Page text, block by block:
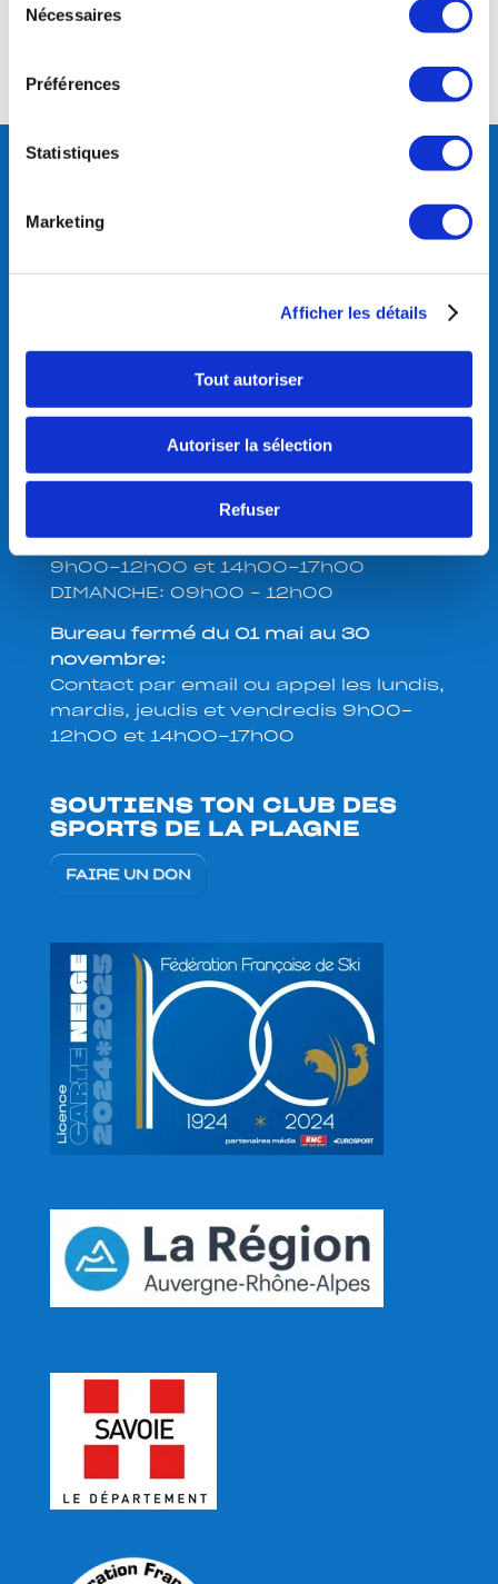
Nécessaires
Préférences
Statistiques
Marketing
Afficher les détails
Tout autoriser
Autoriser la sélection
Refuser
206 Montée de la Lovatière,
73210 La Plagne Tarentaise
Suivez-nous
LUNDI – MARDI – JEUDI – VENDREDI:
9h00-12h00 et 14h00-17h00
DIMANCHE: 09h00 – 12h00
Bureau fermé du 01 mai au 30
novembre:
Contact par email ou appel les lundis,
mardis, jeudis et vendredis 9h00-
12h00 et 14h00-17h00
SOUTIENS TON CLUB DES
SPORTS DE LA PLAGNE
FAIRE UN DON